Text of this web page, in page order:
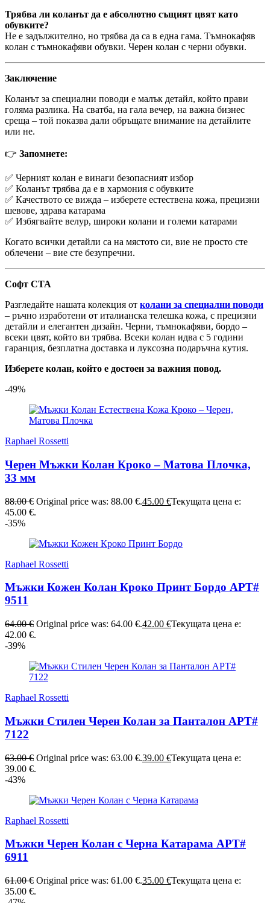
Трябва ли коланът да е абсолютно същият цвят като
обувките?
Не е задължително, но трябва да са в една гама. Тъмнокафяв
колан с тъмнокафяви обувки. Черен колан с черни обувки.
Заключение
Коланът за специални поводи е малък детайл, който прави
голяма разлика. На сватба, на гала вечер, на важна бизнес
среща – той показва дали обръщате внимание на детайлите
или не.
👉 Запомнете:
✅ Черният колан е винаги безопасният избор
✅ Коланът трябва да е в хармония с обувките
✅ Качеството се вижда – изберете естествена кожа, прецизни
шевове, здрава катарама
✅ Избягвайте велур, широки колани и големи катарами
Когато всички детайли са на мястото си, вие не просто сте
облечени – вие сте безупречни.
Софт CTA
Разгледайте нашата колекция от колани за специални поводи
– ръчно изработени от италианска телешка кожа, с прецизни
детайли и елегантен дизайн. Черни, тъмнокафяви, бордо –
всеки цвят, който ви трябва. Всеки колан идва с 5 години
гаранция, безплатна доставка и луксозна подаръчна кутия.
Изберете колан, който е достоен за важния повод.
-49%
Raphael Rossetti
Черен Мъжки Колан Кроко – Матова Плочка,
33 мм
88.00€ Original price was: 88.00 €.45.00 €Текущата цена е:
45.00 €.
-35%
Raphael Rossetti
Мъжки Кожен Колан Кроко Принт Бордо АРТ#
9511
64.00€ Original price was: 64.00 €.42.00 €Текущата цена е:
42.00 €.
-39%
Raphael Rossetti
Мъжки Стилен Черен Колан за Панталон АРТ#
7122
63.00€ Original price was: 63.00 €.39.00 €Текущата цена е:
39.00 €.
-43%
Raphael Rossetti
Мъжки Черен Колан с Черна Катарама АРТ#
6911
61.00€ Original price was: 61.00 €.35.00 €Текущата цена е:
35.00 €.